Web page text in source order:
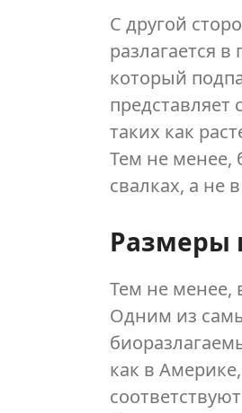
С другой
разлагается
который
представляет
таких как
Тем не менее,
свалках, а не
Размеры
Тем не менее,
Одним из
как в